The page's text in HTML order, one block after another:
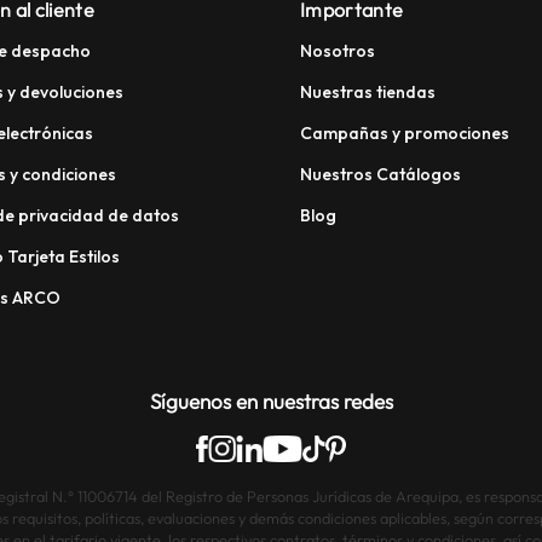
al cliente
despacho
y devoluciones
y condiciones
privacidad de datos
Estilos
ARCO
Importante
Nosotros
Nuestras tiendas
Campañas y promociones
Nuestros Catálogos
Blog
Síguenos en nuestras redes
N.° 11006714 del Registro de Personas Jurídicas de Arequipa, es
políticas, evaluaciones y demás condiciones aplicables, según